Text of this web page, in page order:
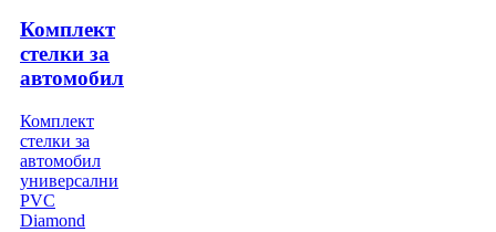
Комплект
стелки за
автомобил
Комплект
стелки за
автомобил
универсални
PVC
Diamond